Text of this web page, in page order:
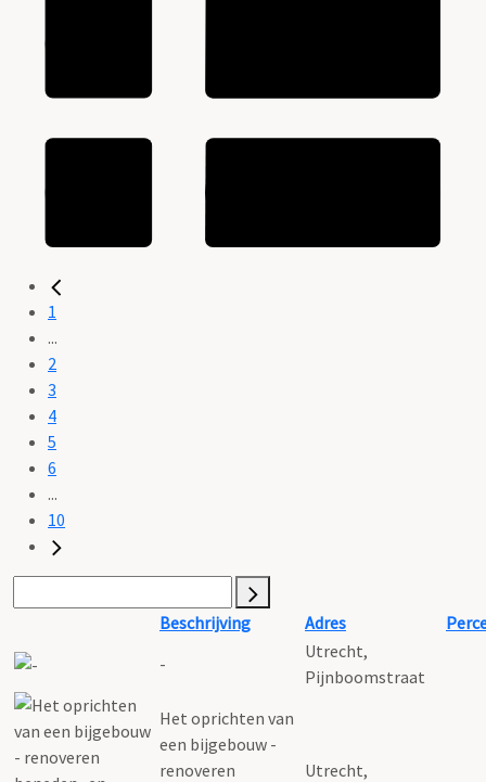
1
...
2
3
4
5
6
...
10
Beschrijving Adres
-
Utrecht,
Pijnboomstraat
Het oprichten van
een bijgebouw -
renoveren
Utrecht,